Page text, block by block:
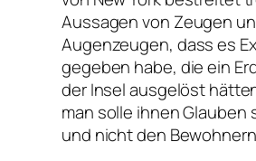
Aussagen von Zeugen
Augenzeugen, dass es
gegeben habe, die ein
der Insel ausgelöst
man solle ihnen Glauben
und nicht den